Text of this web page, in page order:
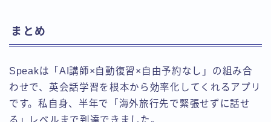
まとめ
Speakは「AI講師×自動復習×自由予約なし」の組み合
わせで、英会話学習を根本から効率化してくれるアプリ
です。私自身、半年で「海外旅行先で緊張せずに話せ